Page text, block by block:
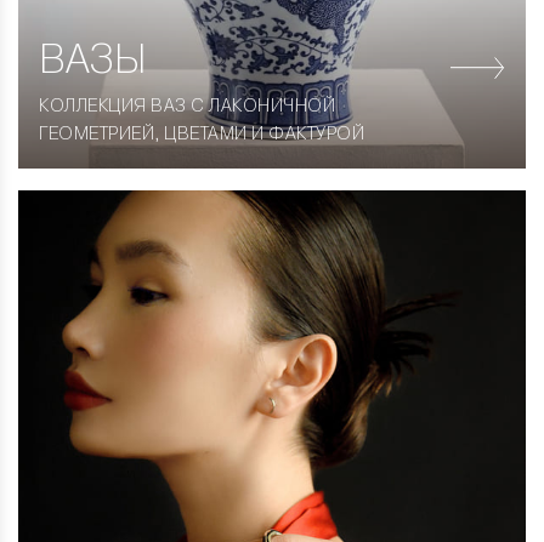
ВАЗЫ
КОЛЛЕКЦИЯ ВАЗ С ЛАКОНИЧНОЙ
ГЕОМЕТРИЕЙ, ЦВЕТАМИ И ФАКТУРОЙ